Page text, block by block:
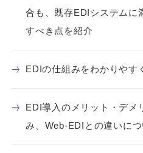
合も、既存EDIシステムに
すべき点を紹介
EDIの仕組みをわかりやす
EDI導入のメリット・デメ
み、Web-EDIとの違いに